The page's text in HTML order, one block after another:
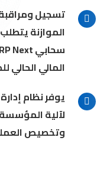
تسجيل
الموازنة
المالي الحالي
لآلية
وتخصيص